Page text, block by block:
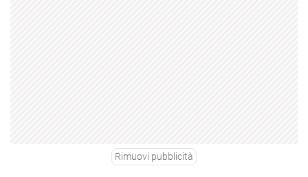
Rimuovi pubblicità